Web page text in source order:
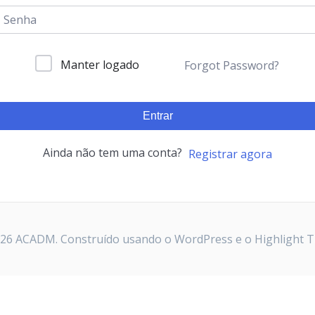
Manter logado Forgot Password?
Entrar
Ainda não tem uma conta? Registrar agora
ACADM. Construído usando o WordPress e o Highlight